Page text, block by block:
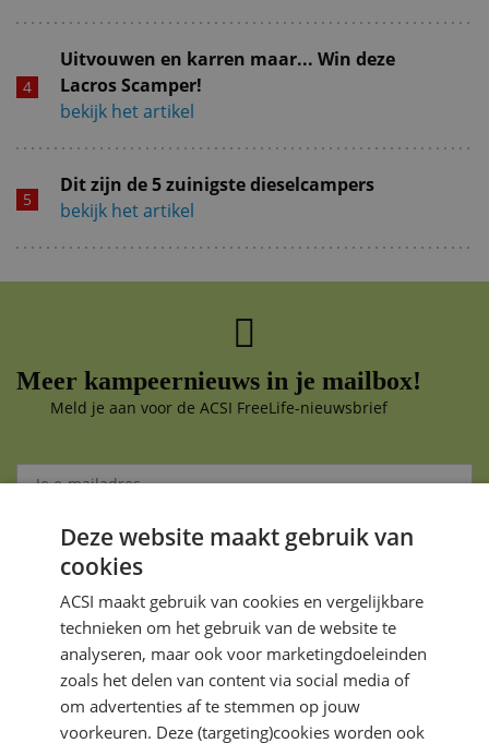
Uitvouwen en karren maar... Win deze
Lacros Scamper!
bekijk het artikel
Dit zijn de 5 zuinigste dieselcampers
bekijk het artikel
Meer kampeernieuws in je mailbox!
Meld je aan voor de ACSI FreeLife-nieuwsbrief
Aanmelden
Je gegevens zijn veilig en worden niet gedeeld met anderen
Deze website maakt gebruik van
cookies
ACSI maakt gebruik van cookies en vergelijkbare
technieken om het gebruik van de website te
analyseren, maar ook voor marketingdoeleinden
zoals het delen van content via social media of
om advertenties af te stemmen op jouw
voorkeuren. Deze (targeting)cookies worden ook